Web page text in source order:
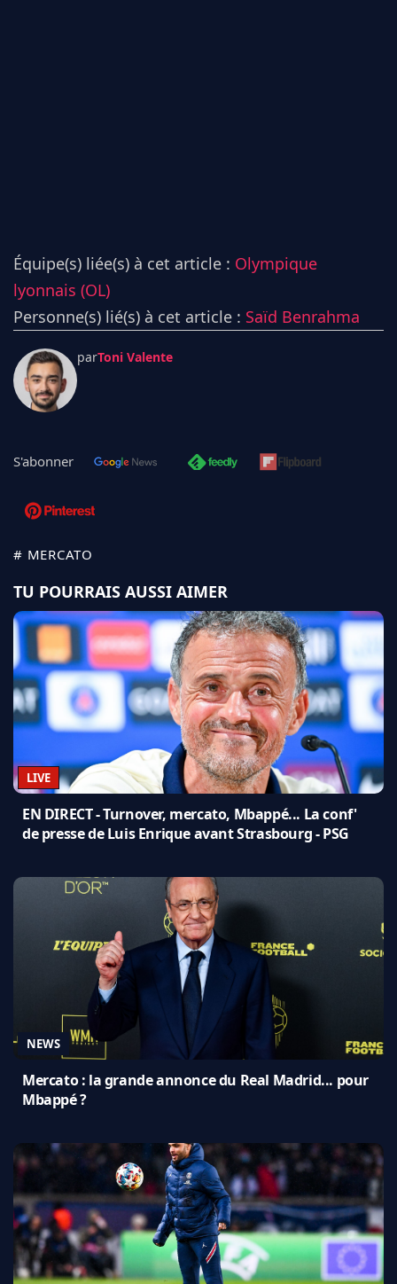
Équipe(s) liée(s) à cet article : Olympique
lyonnais (OL)
Personne(s) lié(s) à cet article : Saïd Benrahma
parToni Valente
S'abonner
# MERCATO
TU POURRAIS AUSSI AIMER
LIVE
EN DIRECT - Turnover, mercato, Mbappé... La conf'
de presse de Luis Enrique avant Strasbourg - PSG
NEWS
Mercato : la grande annonce du Real Madrid... pour
Mbappé ?